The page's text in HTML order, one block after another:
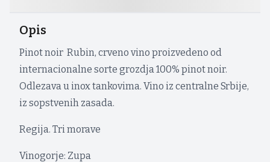
Opis
Pinot noir Rubin, crveno vino proizvedeno od
internacionalne sorte grozdja 100% pinot noir.
Odlezava u inox tankovima. Vino iz centralne Srbije,
iz sopstvenih zasada.
Regija. Tri morave
Vinogorje: Zupa